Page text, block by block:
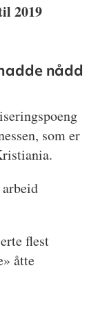
2019
nådd
som er
flest
åtte